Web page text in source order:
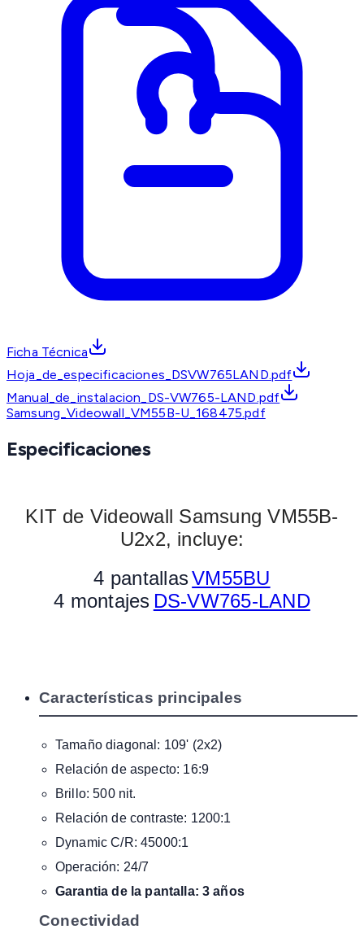
Ficha Técnica
Hoja_de_especificaciones_DSVW765LAND.pdf
Manual_de_instalacion_DS-VW765-LAND.pdf
Samsung_Videowall_VM55B-U_168475.pdf
Especificaciones
KIT de Videowall Samsung VM55B-
U2x2, incluye:
4 pantallasVM55BU
4 montajes DS-VW765-LAND
Características principales
Tamaño diagonal: 109' (2x2)
Relación de aspecto: 16:9
Brillo: 500 nit.
Relación de contraste: 1200:1
Dynamic C/R: 45000:1
Operación: 24/7
Garantia de la pantalla: 3 años
Conectividad